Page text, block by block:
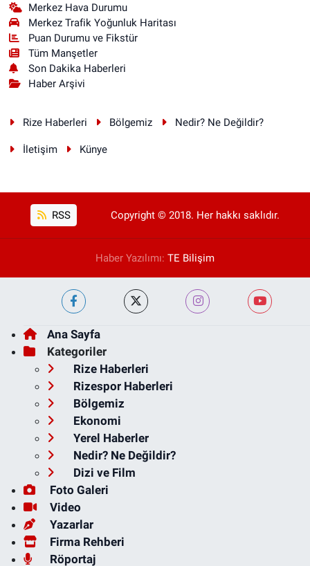
Merkez Hava Durumu
Merkez Trafik Yoğunluk Haritası
Puan Durumu ve Fikstür
Tüm Manşetler
Son Dakika Haberleri
Haber Arşivi
Rize Haberleri Bölgemiz Nedir? Ne Değildir?
İletişim Künye
RSS Copyright © 2018. Her hakkı saklıdır.
Haber Yazılımı: TE Bilişim
Ana Sayfa
Kategoriler
Rize Haberleri
Rizespor Haberleri
Bölgemiz
Ekonomi
Yerel Haberler
Nedir? Ne Değildir?
Dizi ve Film
Foto Galeri
Video
Yazarlar
Firma Rehberi
Röportaj